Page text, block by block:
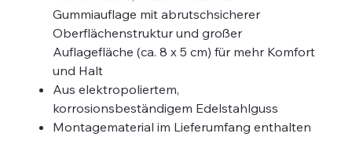
Gummiauflage mit abrutschsicherer
Oberflächenstruktur und großer
Auflagefläche (ca. 8 x 5 cm) für mehr Komfort
und Halt
Aus elektropoliertem,
korrosionsbeständigem Edelstahlguss
Montagematerial im Lieferumfang enthalten